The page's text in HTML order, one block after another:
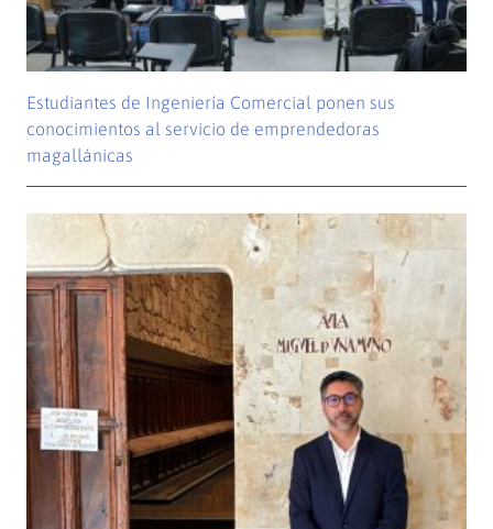
Estudiantes de Ingeniería Comercial ponen sus
conocimientos al servicio de emprendedoras
magallánicas